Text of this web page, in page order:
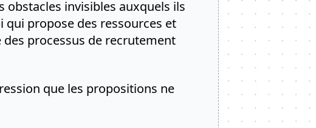
obstacles invisibles auxquels ils
qui propose des ressources et
processus de recrutement
que les propositions ne